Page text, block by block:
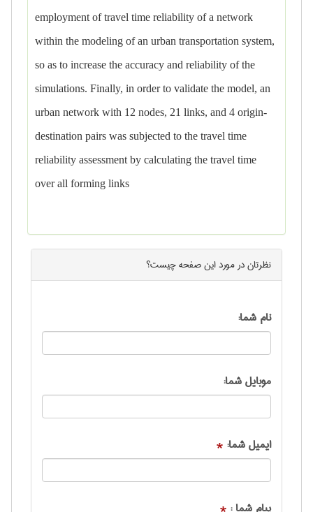
employment of travel time reliability of a network
within the modeling of an urban transportation system,
so as to increase the accuracy and reliability of the
simulations. Finally, in order to validate the model, an
urban network with 12 nodes, 21 links, and 4 origin-
destination pairs was subjected to the travel time
reliability assessment by calculating the travel time
over all forming links
نظرتان در مورد اینصفحهچیست؟
نام شما:
موبایل شما:
ایمیل شما: *